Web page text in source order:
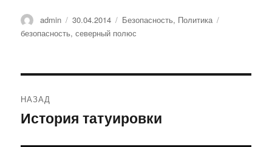
Автор
admin Опубликовано
30.04.2014 Рубрики
Безопасность, Политика
безопасность,северный полюс
по
НАЗАД
Предыдущая
История татуировки